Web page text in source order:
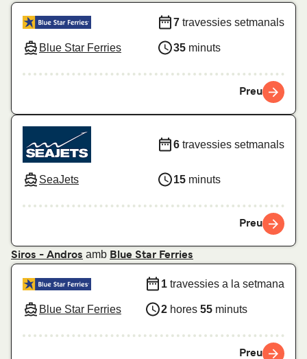
Blue Star Ferries
7 travessies setmanals
35 minuts
Preu
SeaJets
6 travessies setmanals
15 minuts
Preu
Siros - Andros amb Blue Star Ferries
Blue Star Ferries
1 travessies a la setmana
2 hores 55 minuts
Preu